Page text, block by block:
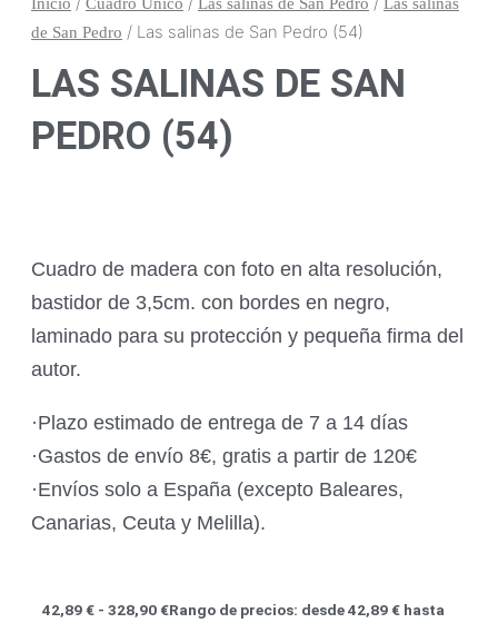
de San Pedro / Las salinas de San Pedro (54)
LAS SALINAS DE SAN
PEDRO (54)
Cuadro de madera con foto en alta resolución,
bastidor de 3,5cm. con bordes en negro,
laminado para su protección y pequeña firma del
autor.
·Plazo estimado de entrega de 7 a 14 días
·Gastos de envío 8€, gratis a partir de 120€
·Envíos solo a España (excepto Baleares,
Canarias, Ceuta y Melilla).
42,89€ - 328,90€Rango de precios: desde 42,89 € hasta